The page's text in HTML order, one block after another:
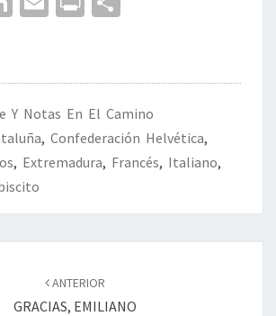
dI
n
l
p
ar
tir
Y Notas En El Camino
, Confederación Helvética,
, Extremadura, Francés, Italiano,
ANTERIOR
GRACIAS, EMILIANO